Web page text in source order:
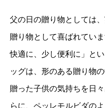
父の日の贈り物としては
贈り物として喜ばれてい
快適に、少し便利に」と
ッグは、形のある贈り物
贈った子供の気持ちを日
らに、ペッレモルビダの